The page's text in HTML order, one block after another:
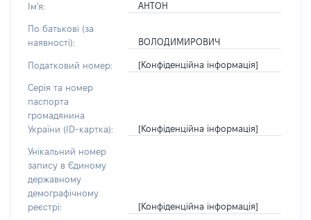
Ім'я: АНТОН
По батькові (за
наявності):
ВОЛОДИМИРОВИЧ
Податковий номер: [Конфіденційна інформація]
Серія та номер
паспорта
громадянина
України (ID-картка):
[Конфіденційна інформація]
Унікальний номер
запису в Єдиному
державному
демографічному
реєстрі:
[Конфіденційна інформація]